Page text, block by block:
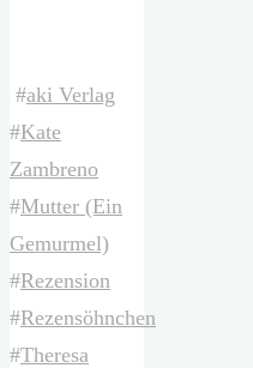
#aki Verlag
#Kate
Zambreno
#Mutter (Ein
Gemurmel)
#Rezension
#Rezensöhnchen
#Theresa